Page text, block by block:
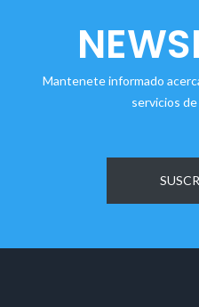
Mantenete informado
servicios